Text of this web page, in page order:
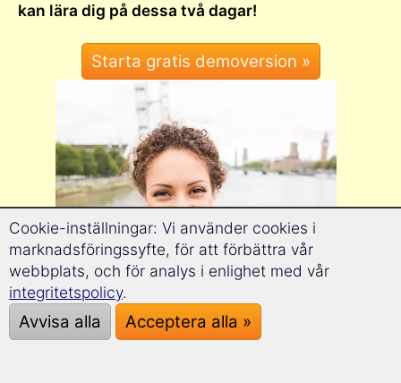
kan lära dig på dessa två dagar!
Cookie-inställningar: Vi använder cookies i
marknadsföringssyfte, för att förbättra vår
webbplats, och för analys i enlighet med vår
integritetspolicy.
Avvisa alla Acceptera alla »